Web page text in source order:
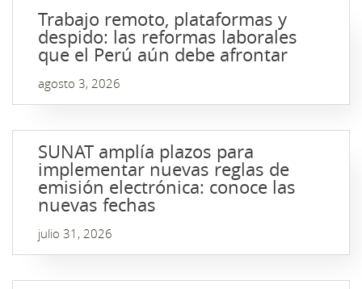
Trabajo remoto, plataformas y
despido: las reformas laborales
que el Perú aún debe afrontar
agosto 3, 2026
SUNAT amplía plazos para
implementar nuevas reglas de
emisión electrónica: conoce las
nuevas fechas
julio 31, 2026